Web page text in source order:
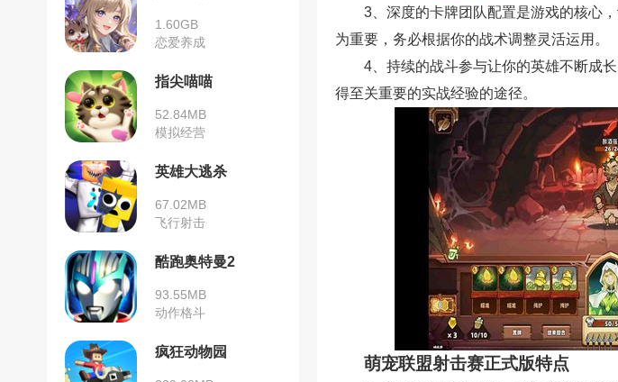
1.60GB
恋爱养成
指尖喵喵
52.84MB
模拟经营
英雄大逃杀
67.02MB
飞行射击
酷跑奥特曼2
93.55MB
动作格斗
疯狂动物园
3、深度的卡牌团队配置是游戏的核心
为重要，务必根据你的战术调整灵活运用。
4、持续的战斗参与让你的英雄不断成
得至关重要的实战经验的途径。
萌宠联盟射击赛正式版特点